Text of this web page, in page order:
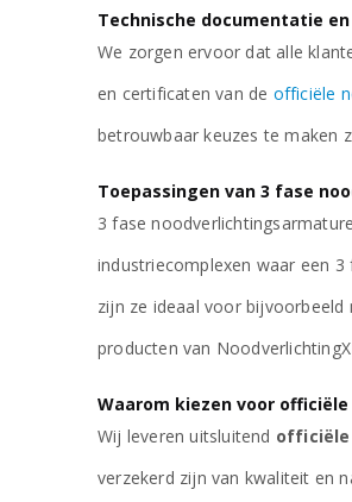
Technische documentatie
We zorgen ervoor dat alle
en certificaten van de officiële
betrouwbaar keuzes te maken
Toepassingen van 3 fase
3 fase
industriecomplexen waar een
zijn ze ideaal voor
producten van
Waarom kiezen voor
Wij leveren uitsluitend officiële
verzekerd zijn van kwaliteit en